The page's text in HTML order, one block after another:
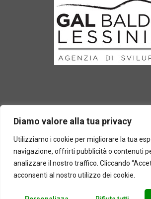
Diamo valore alla tua privacy
Utilizziamo i cookie per migliorare la tua
navigazione, offrirti pubblicità o contenuti
analizzare il nostro traffico. Cliccando
acconsenti al nostro utilizzo dei cookie.
2025 © Laboratorio d'erbe Sauro - P.IVA
diritti riservati | Designed by